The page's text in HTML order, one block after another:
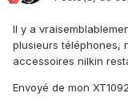
Il y a
plusieurs téléphones,
accessoires nilkin
Envoyé de mon